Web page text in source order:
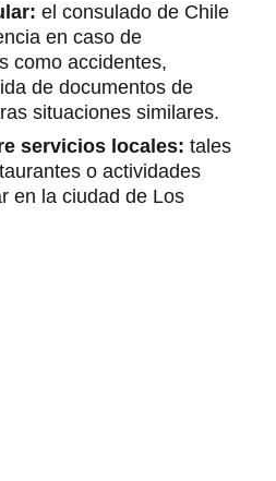
el consulado de Chile
en caso de
como accidentes,
de documentos de
situaciones similares.
servicios locales: tales
o actividades
en la ciudad de Los